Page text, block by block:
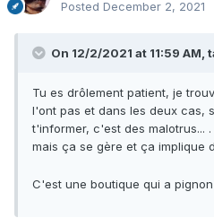
Posted December 2, 2021
On 12/2/2021 at 11:59 AM,
Tu es drôlement patient, je
l'ont pas et dans les deux cas,
t'informer, c'est des malotrus...
mais ça se gère et ça implique
C'est une boutique qui a